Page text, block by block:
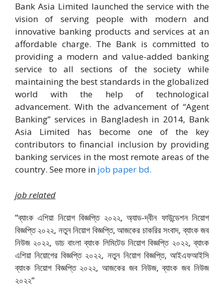
Bank Asia Limited launched the service with the
vision of serving people with modern and
innovative banking products and services at an
affordable charge. The Bank is committed to
providing a modern and value-added banking
service to all sections of the society while
maintaining the best standards in the globalized
world with the help of technological
advancement. With the advancement of “Agent
Banking” services in Bangladesh in 2014, Bank
Asia Limited has become one of the key
contributors to financial inclusion by providing
banking services in the most remote areas of the
country. See more in job paper bd.
job related
”ব্যাংক এশিয়া নিয়োগ বিজ্ঞপ্তি ২০২২, অ্যাড-দ্বীন ফাউন্ডেশন নিয়োগ
বিজ্ঞপ্তি ২০২২, নতুন নিয়োগ বিজ্ঞপ্তি, আজকের চাকরির সংবাদ, ব্যাংক জব
নিউজ ২০২২, ডাচ বাংলা ব্যাংক লিমিটেড নিয়োগ বিজ্ঞপ্তি ২০২২, ব্যাংক
এশিয়া নিয়োগের বিজ্ঞপ্তি ২০২২, নতুন নিয়োগ বিজ্ঞপ্তি, আইএফআইসি
ব্যাংক নিয়োগ বিজ্ঞপ্তি ২০২২, আজকের জব নিউজ, ব্যাংক জব নিউজ
২০২২”